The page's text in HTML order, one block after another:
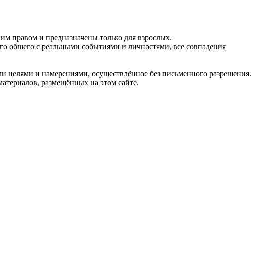
правом и предназначены только для взрослых.
общего с реальными событиями и личностями, все совпадения
целями и намерениями, осуществлённое без письменного разрешения.
размещённых на этом сайте.